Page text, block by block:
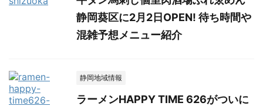
静岡葵区に2月2日OPEN! 待ち時間や
混雑予想メニュー紹介
静岡地域情報
ラーメンHAPPY TIME 626がついに